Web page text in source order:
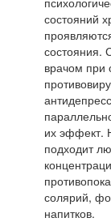
состояний
состояния.
врачом при
их эффект.
подходит
солярий,
напитков.